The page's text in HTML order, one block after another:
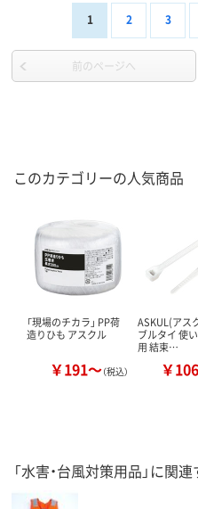
1 2 3
前のページへ
このカテゴリーの人気商品
「現場のチカラ」 PP荷
造りひも アスクル
￥191～（税込）
ASKUL(アス
ブルタイ 使
用 結束…
￥
「水害・台風対策用品」に関